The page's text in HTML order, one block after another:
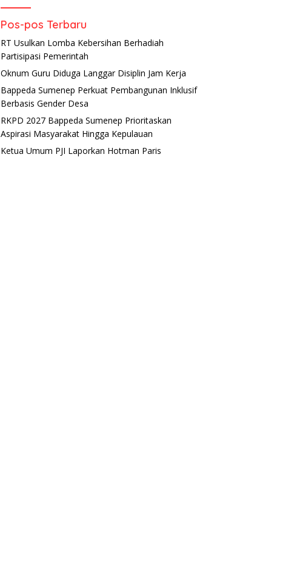
Pos-pos Terbaru
RT Usulkan Lomba Kebersihan Berhadiah
Partisipasi Pemerintah
Oknum Guru Diduga Langgar Disiplin Jam Kerja
Bappeda Sumenep Perkuat Pembangunan Inklusif
Berbasis Gender Desa
RKPD 2027 Bappeda Sumenep Prioritaskan
Aspirasi Masyarakat Hingga Kepulauan
Ketua Umum PJI Laporkan Hotman Paris